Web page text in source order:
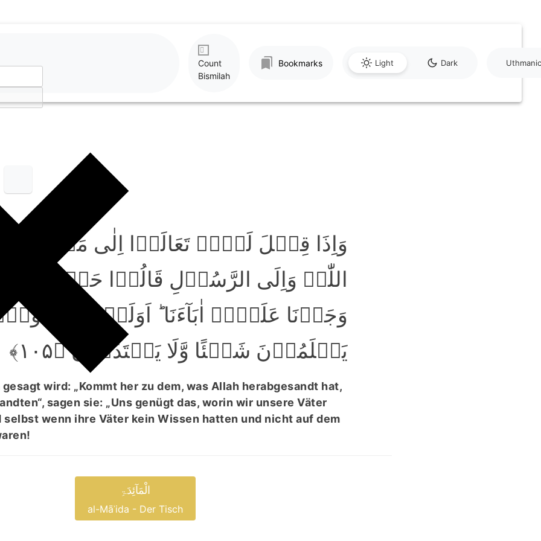
Count
Bismilah
Bookmarks Light Dark Uthmanic
وَاِذَا قِیۡلَ لَہُمۡ تَعَالَوۡا اِلٰی مَاۤ اَنۡزَلَ
اللّٰہُ وَاِلَی الرَّسُوۡلِ قَالُوۡا حَسۡبُنَا مَا
وَجَدۡنَا عَلَیۡہِ اٰبَآءَنَا ؕ اَوَلَوۡ کَانَ
یَعۡلَمُوۡنَ شَیۡئًا وَّلَا یَہۡتَدُوۡنَ ﴿۱۰۵﴾
wird: „Kommt her zu dem, was Allah herabgesandt hat,
sagen sie: „Uns genügt das, worin wir unsere Väter
selbst wenn ihre Väter kein Wissen hatten und nicht auf dem
الْمَآئِدَۃِ
al-Māʾida - Der Tisch